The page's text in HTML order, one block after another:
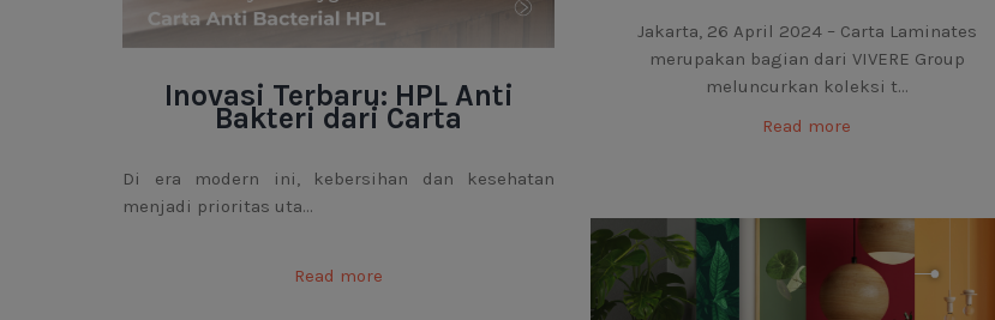
Inovasi Terbaru: HPL Anti
Bakteri dari Carta
Di era modern ini, kebersihan dan kesehatan
menjadi prioritas uta...
Read more
Jakarta, 26 April 2024 – Carta Laminates
merupakan bagian dari VIVERE Group
meluncurkan koleksi t...
Read more